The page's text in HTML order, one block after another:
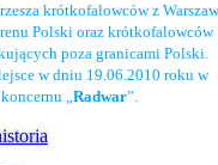
krótkofalowców z
Polski oraz krótkofalowców
poza granicami Polski.
w dniu 19.06.2010 roku w
„Radwar”.